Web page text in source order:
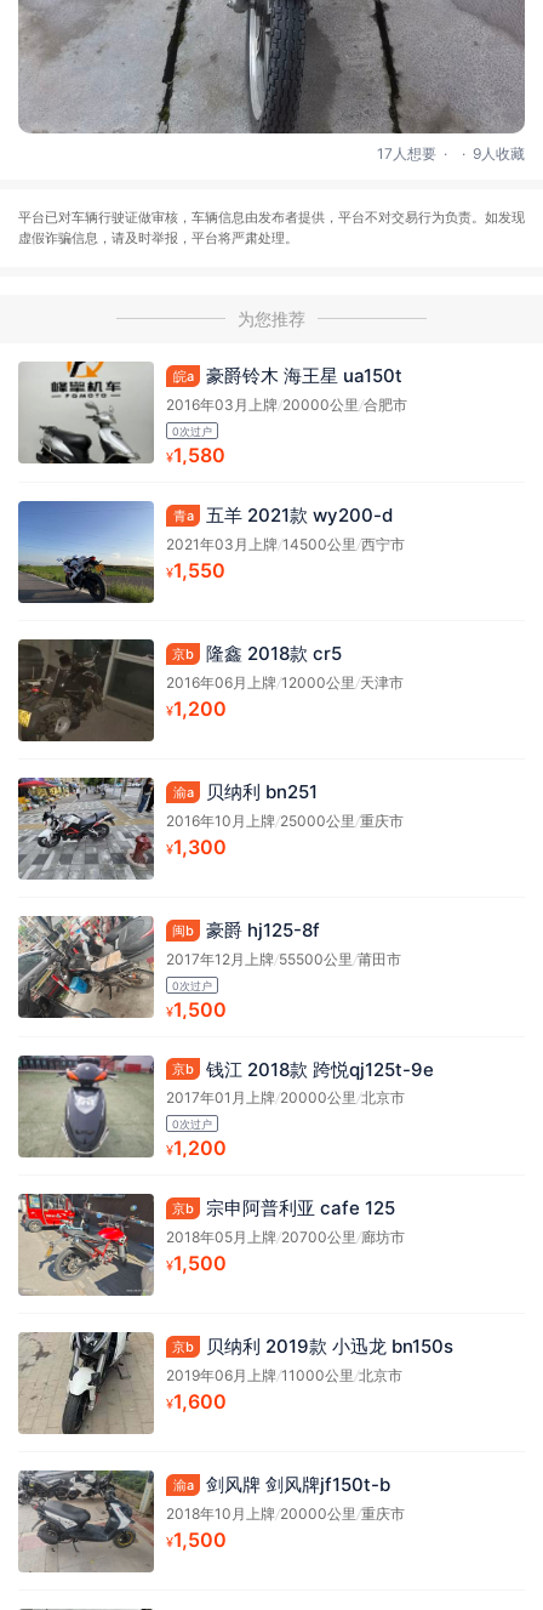
17人想要 . . 9人收藏
平台已对车辆行驶证做审核，车辆信息由发布者提供，平台不对交易行为负责。如发现
虚假诈骗信息，请及时举报，平台将严肃处理。
为您推荐
皖a 豪爵铃木 海王星 ua150t
2016年03月上牌/20000公里 /合肥市
0次过户
¥1,580
青a 五羊 2021款 wy200-d
2021年03月上牌/14500公里 /西宁市
¥1,550
京b 隆鑫 2018款 cr5
2016年06月上牌/12000公里 /天津市
¥1,200
渝a 贝纳利 bn251
2016年10月上牌/25000公里 /重庆市
¥1,300
闽b 豪爵 hj125-8f
2017年12月上牌/55500公里 /莆田市
0次过户
¥1,500
京b 钱江 2018款 跨悦qj125t-9e
2017年01月上牌/20000公里/北京市
0次过户
¥1,200
京b 宗申阿普利亚 cafe 125
2018年05月上牌/20700公里/廊坊市
¥1,500
京b 贝纳利 2019款 小迅龙 bn150s
2019年06月上牌/11000公里/北京市
¥1,600
渝a 剑风牌 剑风牌jf150t-b
2018年10月上牌/20000公里/重庆市
¥1,500